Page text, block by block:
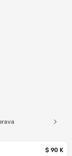
$ 90 K